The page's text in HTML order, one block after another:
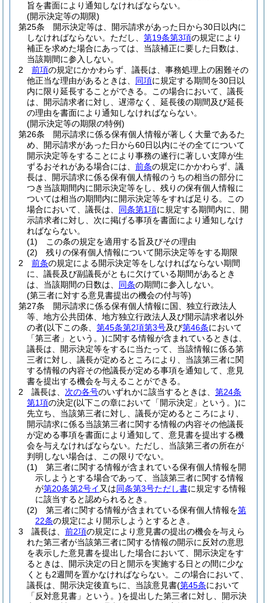
旨を書面により通知しなければならない。
(開示決定等の期限)
第25条
開示決定等は、開示請求があった日から30日以内に
しなければならない。 ただし、 第19条第3項の規定により
補正を求めた場合にあっては、当該補正に要した日数は、
当該期間に参入しない。
2
前項の規定にかかわらず、議長は、事務処理上の困難その
他正当な理由があるときは、 同項に規定する期間を30日以
内に限り延長することができる。
この場合において、議長
は、開示請求者に対し、遅滞なく、延長後の期間及び延長
の理由を書面により通知しなければならない。
(開示決定等の期限の特例)
第26条
開示請求に係る保有個人情報が著しく大量であるた
め、開示請求があった日から60日以内にその全てについて
開示決定等をすることにより事務の遂行に著しい支障が生
ずるおそれがある場合には、 前条の規定にかかわらず、議
長は、開示請求に係る保有個人情報のうちの相当の部分に
つき当該期間内に開示決定等をし、残りの保有個人情報に
ついては相当の期間内に開示決定等をすれば足りる。
この
場合において、議長は、 同条第1項に規定する期間内に、開
示請求者に対し、次に掲げる事項を書面により通知しなけ
ればならない。
(1)
この条の規定を適用する旨及びその理由
(2)
残りの保有個人情報について開示決定等をする期限
2
前条の規定による開示決定等をしなければならない期間
に、議長及び副議長がともに欠けている期間があるとき
は、当該期間の日数は、 同条の期間に参入しない。
(第三者に対する意見書提出の機会の付与等)
第27条
開示請求に係る保有個人情報に国、独立行政法人
等、地方公共団体、地方独立行政法人及び開示請求者以外
の者(以下この条、 第45条第2項第3号及び第46条において
「第三者」という。)に関する情報が含まれているときは、
議長は、開示決定等をするに当たって、当該情報に係る第
三者に対し、議長が定めるところにより、当該第三者に関
する情報の内容その他議長が定める事項を通知して、意見
書を提出する機会を与えることができる。
2
議長は、 次の各号のいずれかに該当するときは、 第24条
第1項の決定(以下この章において「開示決定」という。)に
先立ち、当該第三者に対し、議長が定めるところにより、
開示請求に係る当該第三者に関する情報の内容その他議長
が定める事項を書面により通知して、意見書を提出する機
会を与えなければならない。 ただし、当該第三者の所在が
判明しない場合は、この限りでない。
(1)
第三者に関する情報が含まれている保有個人情報を開
示しようとする場合であって、当該第三者に関する情報
が第20条第2号イ 又は同条第3号ただし書に規定する情報
に該当すると認められるとき。
(2)
第三者に関する情報が含まれている保有個人情報を第
22条の規定により開示しようとするとき。
3
議長は、 前2項の規定により意見書の提出の機会を与えら
れた第三者が当該第三者に関する情報の開示に反対の意思
を表示した意見書を提出した場合において、開示決定をす
るときは、開示決定の日と開示を実施する日との間に少な
くとも2週間を置かなければならない。
この場合において、
議長は、開示決定後直ちに、当該意見書(第45条において
「反対意見書」という。)を提出した第三者に対し、開示決